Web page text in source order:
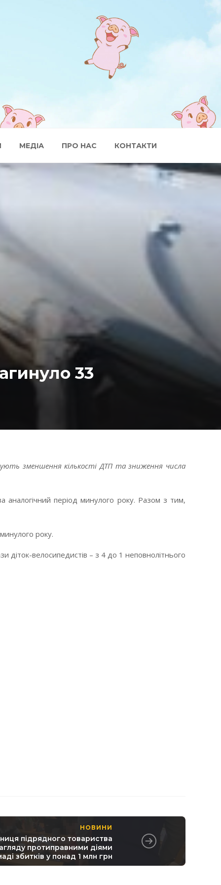
МЕДІА ПРО НАС КОНТАКТИ
33
зменшення кількості ДТП та зниження числа
період минулого року. Разом з тим,
року.
діток-велосипедистів – з 4 до 1 неповнолітнього
НОВИНИ
підрядного товариства
протиправними діями
збитків у понад 1 млн грн